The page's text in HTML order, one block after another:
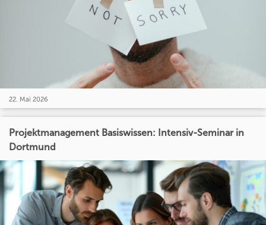
22. Mai 2026
Projektmanagement Basiswissen: Intensiv-Seminar in
Dortmund